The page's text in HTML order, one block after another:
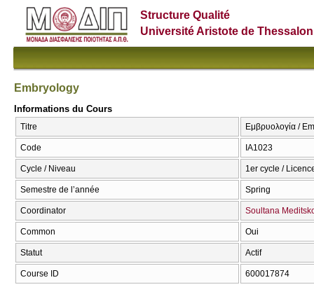
Structure Qualité
Université Aristote de
Embryology
Informations du Cours
Titre Εμβρυολογία /
Code ΙΑ1023
Cycle / Niveau 1er cycle /
Semestre de l’année Spring
Coordinator Soultana
Common Oui
Statut Actif
Course ID 600017874